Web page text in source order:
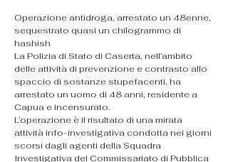
Operazione antidroga, arrestato un 48enne,
sequestrato quasi un chilogrammo di
hashish
La Polizia di Stato di Caserta, nell’ambito
delle attività di prevenzione e contrasto allo
spaccio di sostanze stupefacenti, ha
arrestato un uomo di 48 anni, residente a
Capua e incensurato.
L’operazione è il risultato di una mirata
attività info-investigativa condotta nei giorni
scorsi dagli agenti della Squadra
Investigativa del Commissariato di Pubblica